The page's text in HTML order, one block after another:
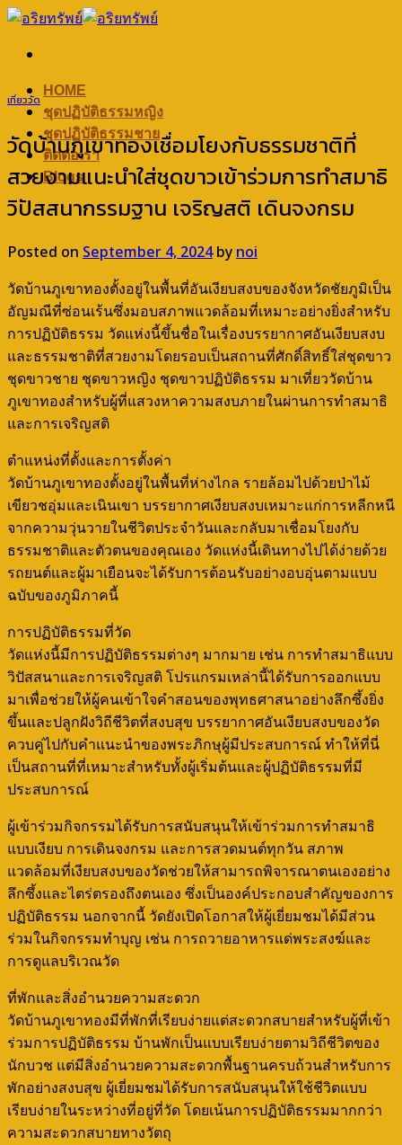
Skip
content
HOME
ชุดปฏิบัติธรรมหญิง
ชุดปฏิบัติธรรมชาย
ติดต่อเรา
Blogs
เที่ยววัด
วัดบ้านภูเขาทองเชื่อมโยงกับธรรมชาติที่
สวยงามแนะนำใส่ชุดขาวเข้าร่วมการทำสมาธิ
วิปัสสนากรรมฐาน เจริญสติ เดินจงกรม
Posted on September 4, 2024 bynoi
วัดบ้านภูเขาทองตั้งอยู่ในพื้นที่อันเงียบสงบของจังหวัดชัยภูมิเป็น
อัญมณีที่ซ่อนเร้นซึ่งมอบสภาพแวดล้อมที่เหมาะอย่างยิ่งสำหรับ
การปฏิบัติธรรม วัดแห่งนี้ขึ้นชื่อในเรื่องบรรยากาศอันเงียบสงบ
และธรรมชาติที่สวยงามโดยรอบเป็นสถานที่ศักดิ์สิทธิ์ใส่ชุดขาว
ชุดขาวชาย ชุดขาวหญิง ชุดขาวปฏิบัติธรรม มาเที่ยววัดบ้าน
ภูเขาทองสำหรับผู้ที่แสวงหาความสงบภายในผ่านการทำสมาธิ
และการเจริญสติ
ตำแหน่งที่ตั้งและการตั้งค่า
วัดบ้านภูเขาทองตั้งอยู่ในพื้นที่ห่างไกล รายล้อมไปด้วยป่าไม้
เขียวชอุ่มและเนินเขา บรรยากาศเงียบสงบเหมาะแก่การหลีกหนี
จากความวุ่นวายในชีวิตประจำวันและกลับมาเชื่อมโยงกับ
ธรรมชาติและตัวตนของคุณเอง วัดแห่งนี้เดินทางไปได้ง่ายด้วย
รถยนต์และผู้มาเยือนจะได้รับการต้อนรับอย่างอบอุ่นตามแบบ
ฉบับของภูมิภาคนี้
การปฏิบัติธรรมที่วัด
วัดแห่งนี้มีการปฏิบัติธรรมต่างๆ มากมาย เช่น การทำสมาธิแบบ
วิปัสสนาและการเจริญสติ โปรแกรมเหล่านี้ได้รับการออกแบบ
มาเพื่อช่วยให้ผู้คนเข้าใจคำสอนของพุทธศาสนาอย่างลึกซึ้งยิ่ง
ขึ้นและปลูกฝังวิถีชีวิตที่สงบสุข บรรยากาศอันเงียบสงบของวัด
ควบคู่ไปกับคำแนะนำของพระภิกษุผู้มีประสบการณ์ ทำให้ที่นี่
เป็นสถานที่ที่เหมาะสำหรับทั้งผู้เริ่มต้นและผู้ปฏิบัติธรรมที่มี
ประสบการณ์
ผู้เข้าร่วมกิจกรรมได้รับการสนับสนุนให้เข้าร่วมการทำสมาธิ
แบบเงียบ การเดินจงกรม และการสวดมนต์ทุกวัน สภาพ
แวดล้อมที่เงียบสงบของวัดช่วยให้สามารถพิจารณาตนเองอย่าง
ลึกซึ้งและไตร่ตรองถึงตนเอง ซึ่งเป็นองค์ประกอบสำคัญของการ
ปฏิบัติธรรม นอกจากนี้ วัดยังเปิดโอกาสให้ผู้เยี่ยมชมได้มีส่วน
ร่วมในกิจกรรมทำบุญ เช่น การถวายอาหารแด่พระสงฆ์และ
การดูแลบริเวณวัด
ที่พักและสิ่งอำนวยความสะดวก
วัดบ้านภูเขาทองมีที่พักที่เรียบง่ายแต่สะดวกสบายสำหรับผู้ที่เข้า
ร่วมการปฏิบัติธรรม บ้านพักเป็นแบบเรียบง่ายตามวิถีชีวิตของ
นักบวช แต่มีสิ่งอำนวยความสะดวกพื้นฐานครบถ้วนสำหรับการ
พักอย่างสงบสุข ผู้เยี่ยมชมได้รับการสนับสนุนให้ใช้ชีวิตแบบ
เรียบง่ายในระหว่างที่อยู่ที่วัด โดยเน้นการปฏิบัติธรรมมากกว่า
ความสะดวกสบายทางวัตถุ